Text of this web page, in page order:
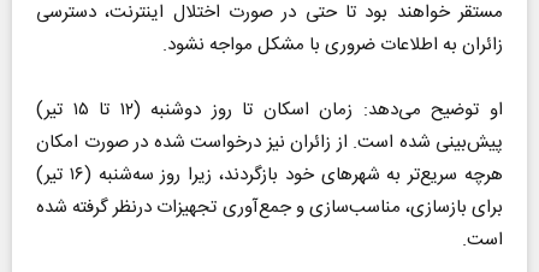
مستقر خواهند بود تا حتی در صورت اختلال اینترنت، دسترسی
زائران به اطلاعات ضروری با مشکل مواجه نشود.
او توضیح می‌دهد: زمان اسکان تا روز دوشنبه (۱۲ تا ۱۵ تیر)
پیش‌بینی شده است. از زائران نیز درخواست شده در صورت امکان
هرچه سریع‌تر به شهر‌های خود بازگردند، زیرا روز سه‌شنبه (۱۶ تیر)
برای بازسازی، مناسب‌سازی و جمع‌آوری تجهیزات درنظر گرفته شده
است.